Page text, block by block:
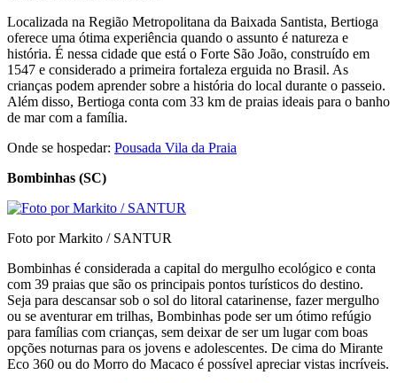
Localizada na Região Metropolitana da Baixada Santista, Bertioga
oferece uma ótima experiência quando o assunto é natureza e
história. É nessa cidade que está o Forte São João, construído em
1547 e considerado a primeira fortaleza erguida no Brasil. As
crianças podem aprender sobre a história do local durante o passeio.
Além disso, Bertioga conta com 33 km de praias ideais para o banho
de mar com a família.
Onde se hospedar: Pousada Vila da Praia
Bombinhas (SC)
Foto por Markito / SANTUR
Bombinhas é considerada a capital do mergulho ecológico e conta
com 39 praias que são os principais pontos turísticos do destino.
Seja para descansar sob o sol do litoral catarinense, fazer mergulho
ou se aventurar em trilhas, Bombinhas pode ser um ótimo refúgio
para famílias com crianças, sem deixar de ser um lugar com boas
opções noturnas para os jovens e adolescentes. De cima do Mirante
Eco 360 ou do Morro do Macaco é possível apreciar vistas incríveis.